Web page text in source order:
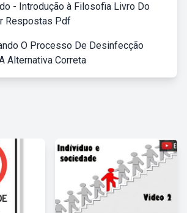
- Introdução à Filosofia Livro Do
Respostas Pdf
O Processo De Desinfecção
Alternativa Correta